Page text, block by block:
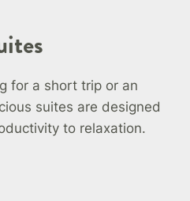
for a short trip or an
suites are designed
to relaxation.